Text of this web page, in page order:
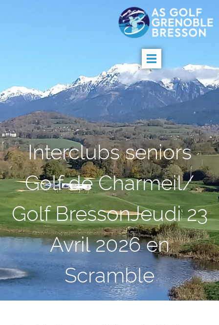
Interclubs seniors
Golf de Charmeil/
Golf BressonJeudi 23
Avril 2026 en
Scramble